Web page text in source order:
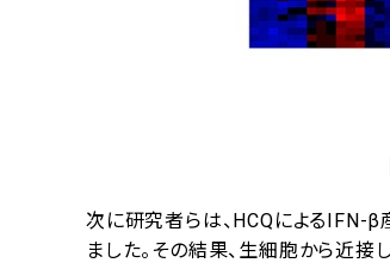
次に研究者らは、HCQによるIFN-
ました。その結果、生細胞から近